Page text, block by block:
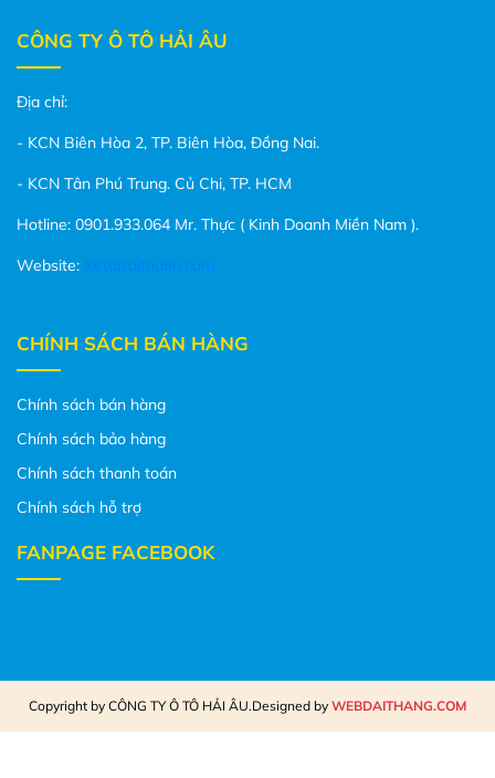
CÔNG TY Ô TÔ HẢI ÂU
Địa chỉ:
- KCN Biên Hòa 2, TP. Biên Hòa, Đồng Nai.
- KCN Tân Phú Trung. Củ Chi, TP. HCM
Hotline: 0901.933.064 Mr. Thực ( Kinh Doanh Miền Nam ).
Website: Xetaisaithanh.com
CHÍNH SÁCH BÁN HÀNG
Chính sách bán hàng
Chính sách bảo hàng
Chính sách thanh toán
Chính sách hỗ trợ
FANPAGE FACEBOOK
Copyright by CÔNG TY Ô TÔ HẢI ÂU.Designed by WEBDAITHANG.COM